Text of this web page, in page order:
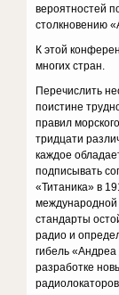
вероятностей
столкновению
К этой
многих стран.
Перечислить
поистине
правил
тридцати
каждое
подписывать
«Титаника» в
стандарты
радио и
гибель
разработке